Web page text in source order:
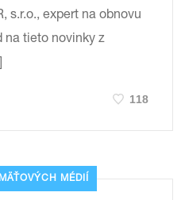
s.r.o., expert na obnovu
na tieto novinky z
118
MÉDIÍ